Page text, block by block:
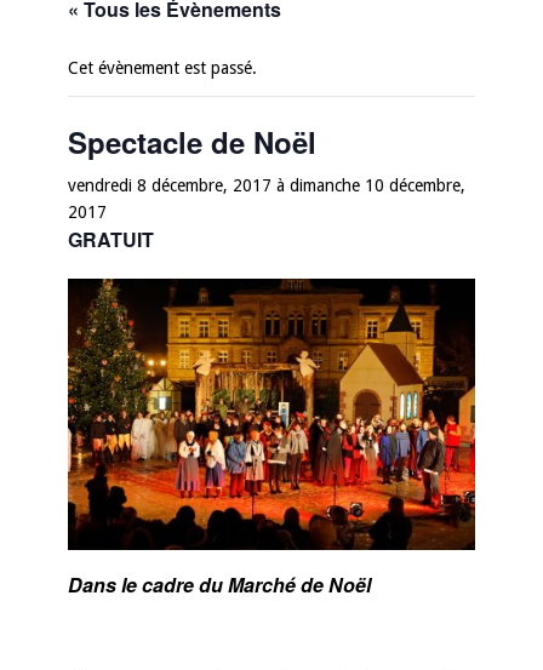
« Tous les Évènements
Cet évènement est passé.
Spectacle de Noël
vendredi 8 décembre, 2017 à dimanche 10 décembre,
2017
GRATUIT
Dans le cadre du Marché de Noël